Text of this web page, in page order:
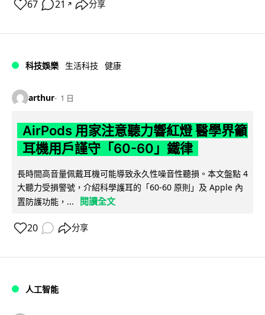
67 21 ↗ 分享
科技娛樂 生活科技 健康
arthur 1 日
AirPods 用家注意聽力響紅燈 醫學界籲
耳機用戶謹守「60-60」鐵律
長時間高音量佩戴耳機可能導致永久性噪音性聽損。本文盤點 4
大聽力受損警號，介紹科學護耳的「60-60 原則」及 Apple 內
置防護功能，...
閱讀全文
20 分享
人工智能